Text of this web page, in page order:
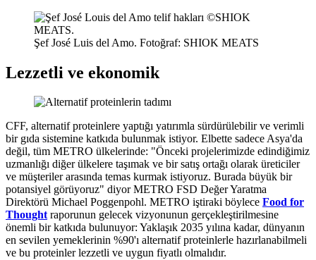
Şef José Luis del Amo. Fotoğraf: SHIOK MEATS
Lezzetli ve ekonomik
CFF, alternatif proteinlere yaptığı yatırımla sürdürülebilir ve verimli
bir gıda sistemine katkıda bulunmak istiyor. Elbette sadece Asya'da
değil, tüm METRO ülkelerinde: "Önceki projelerimizde edindiğimiz
uzmanlığı diğer ülkelere taşımak ve bir satış ortağı olarak üreticiler
ve müşteriler arasında temas kurmak istiyoruz. Burada büyük bir
potansiyel görüyoruz" diyor METRO FSD Değer Yaratma
Direktörü Michael Poggenpohl. METRO iştiraki böylece Food for
Thoughtraporunun gelecek vizyonunun gerçekleştirilmesine
önemli bir katkıda bulunuyor: Yaklaşık 2035 yılına kadar, dünyanın
en sevilen yemeklerinin %90'ı alternatif proteinlerle hazırlanabilmeli
ve bu proteinler lezzetli ve uygun fiyatlı olmalıdır.